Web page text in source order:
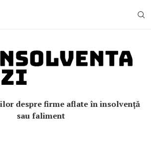
despre firme aflate în insolvență
sau faliment